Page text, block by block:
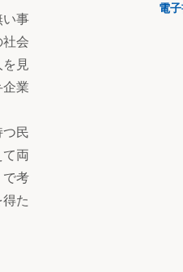
い事
会
見
業
民
両
で考
た
電